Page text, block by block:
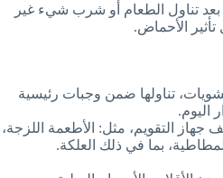
تناول الطعام أو شرب شيء غير
الأحماض.
تناولها ضمن وجبات رئيسية
اليوم.
جهاز التقويم، مثل: الأطعمة اللزجة،
بما في ذلك العلكة.